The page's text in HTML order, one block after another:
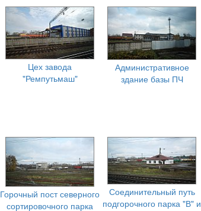
Цех завода
"Ремпутьмаш"
Административное
здание базы ПЧ
Горочный пост северного
сортировочного парка
Соединительный путь
подгорочного парка "В" и